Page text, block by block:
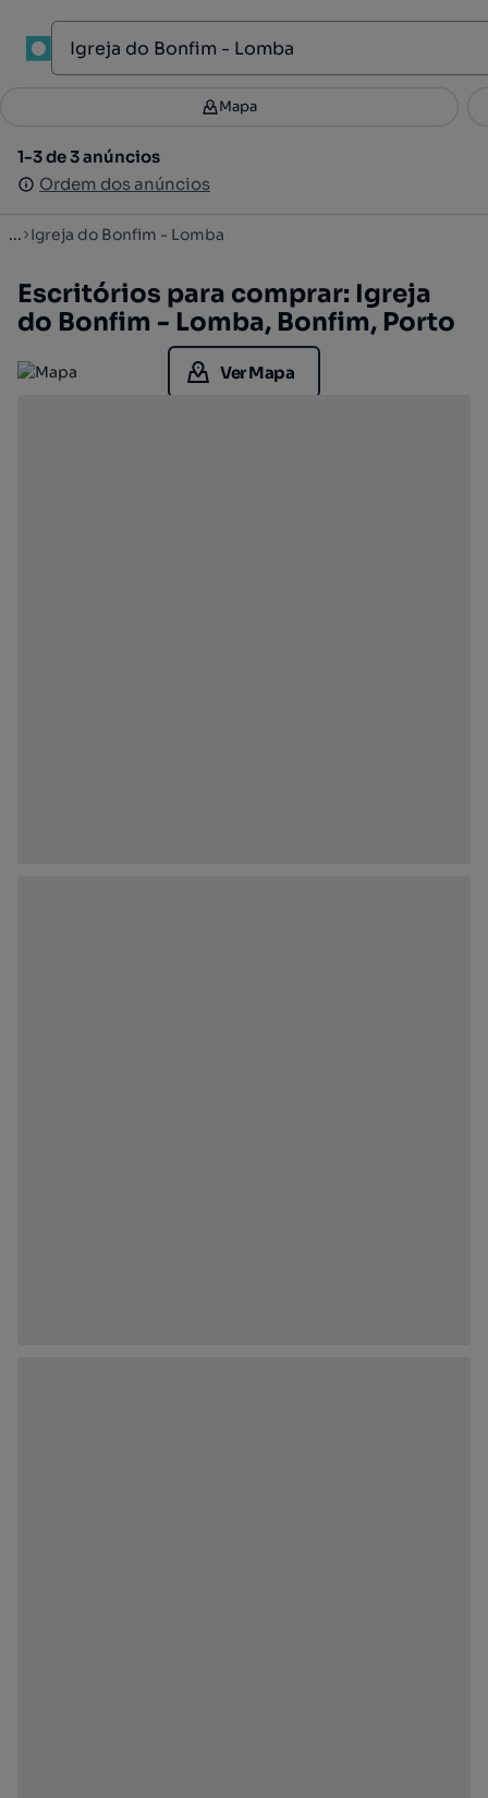
Filtros 3
1-3 de 3 anúncios
Ordem dos anúncios
Mapa
1-3 de 3 anúncios
Ordem dos anúncios
... Igreja do Bonfim - Lomba
Escritórios para comprar: Igreja
do Bonfim - Lomba, Bonfim, Porto
Ver Mapa